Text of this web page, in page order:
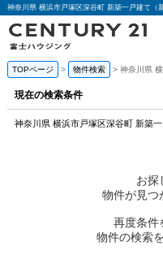
TOPページ 物件検索 神奈川県
現在の検索条件
神奈川県 横浜市戸塚区深谷町 新築一
お探
物件が見つ
再度条件
物件の検索